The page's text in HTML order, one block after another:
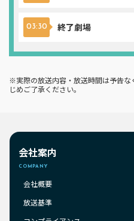
03:30 終了劇場
※実際の放送内容・放送時間は予告な
じめご了承ください。
会社案内
COMPANY
会社概要
放送基準